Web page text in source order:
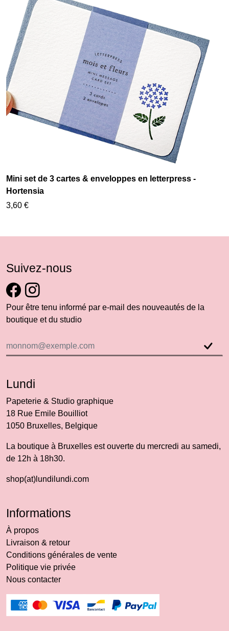
Mini set de 3 cartes & enveloppes en letterpress -
Hortensia
3,60 €
Suivez-nous
Pour être tenu informé par e-mail des nouveautés de la
boutique et du studio
Lundi
Papeterie & Studio graphique
18 Rue Emile Bouilliot
1050 Bruxelles, Belgique
La boutique à Bruxelles est ouverte du mercredi au samedi,
de 12h à 18h30.
shop(at)lundilundi.com
Informations
À propos
Livraison & retour
Conditions générales de vente
Politique vie privée
Nous contacter